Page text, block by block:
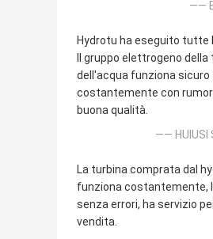
——
Hydrotu ha eseguito tutte
Il gruppo elettrogeno della
dell'acqua funziona sicuro
costantemente con
buona qualità.
—— HUlUSI
La turbina comprata dal
funziona costantemente,
senza errori, ha servizio
vendita.